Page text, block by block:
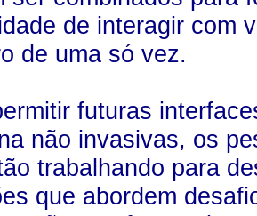
de interagir com
de uma só vez.
futuras
não invasivas, os
trabalhando para
que abordem